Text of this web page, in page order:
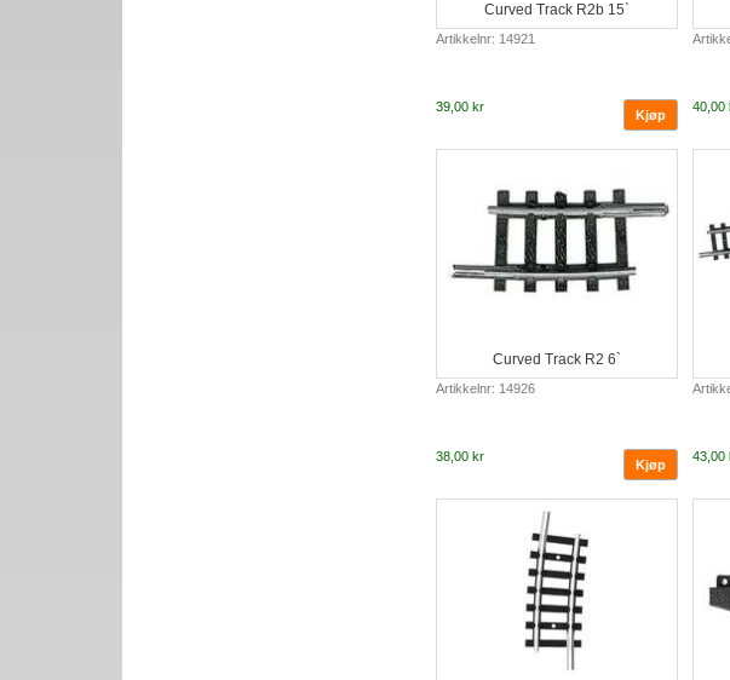
Curved Track R2b 15`
Artikkelnr: 14921
39,00 kr 40,00
Curved Track R2 6`
Artikkelnr: 14926
38,00 kr 43,00